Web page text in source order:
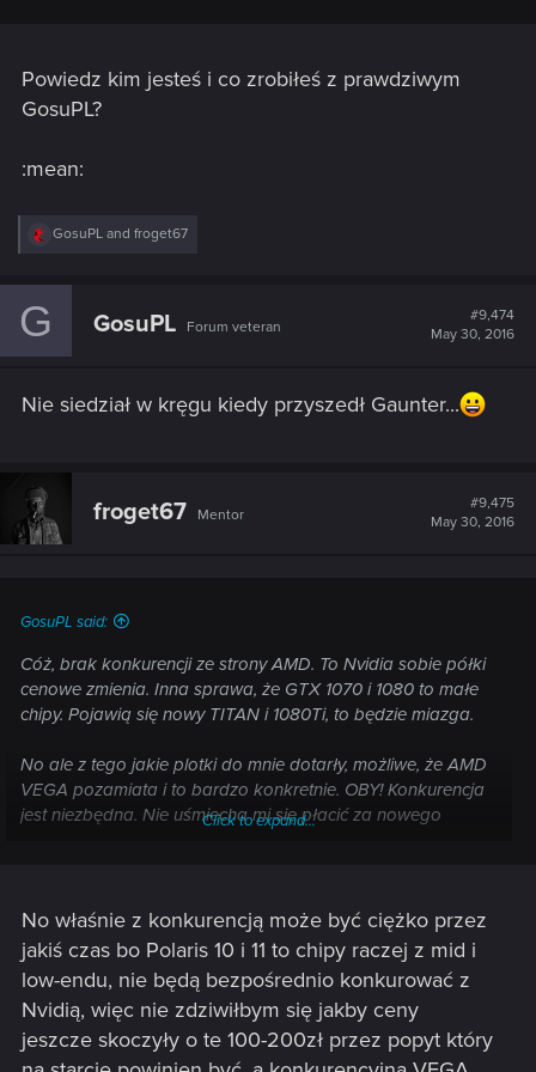
Powiedz kim jesteś i co zrobiłeś z prawdziwym
GosuPL?
:mean:
R
c
:
GosuPL and froget67
G GosuPL Forum veteran
#9,474
May 30, 2016
Nie siedział w kręgu kiedy przyszedł Gaunter...
froget67 Mentor
#9,475
May 30, 2016
GosuPL said:
Cóż, brak konkurencji ze strony AMD. To Nvidia sobie półki
cenowe zmienia. Inna sprawa, że GTX 1070 i 1080 to małe
chipy. Pojawią się nowy TITAN i 1080Ti, to będzie miazga.
No ale z tego jakie plotki do mnie dotarły, możliwe, że AMD
VEGA pozamiata i to bardzo konkretnie. OBY! Konkurencja
jest niezbędna. Nie uśmiecha mi się płacić za nowego
Click to expand...
No właśnie z konkurencją może być ciężko przez
jakiś czas bo Polaris 10 i 11 to chipy raczej z mid i
low-endu, nie będą bezpośrednio konkurować z
Nvidią, więc nie zdziwiłbym się jakby ceny
jeszcze skoczyły o te 100-200zł przez popyt który